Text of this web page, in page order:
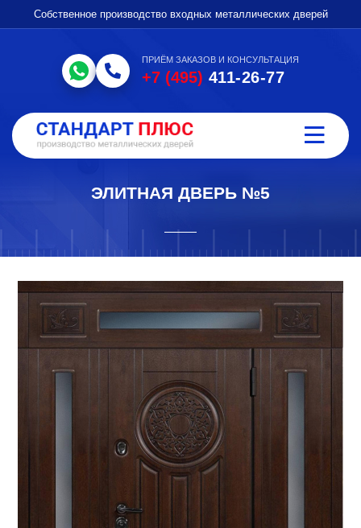
Собственное производство входных металлических дверей
ПРИЁМ ЗАКАЗОВ И КОНСУЛЬТАЦИЯ
+7 (495) 411-26-77
ЭЛИТНАЯ ДВЕРЬ №5